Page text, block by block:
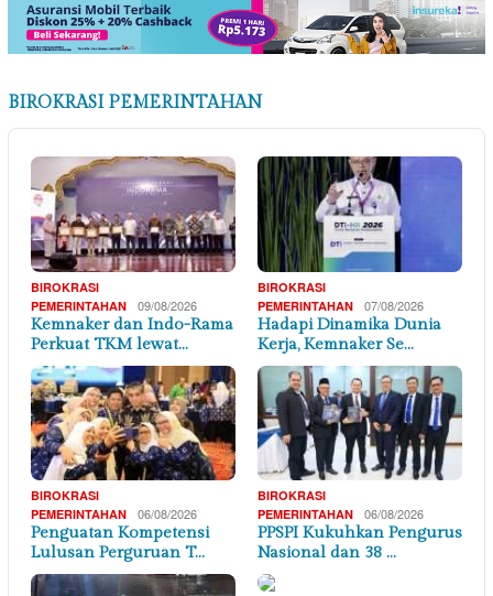
BIROKRASI PEMERINTAHAN
BIROKRASI
PEMERINTAHAN
09/08/2026
Kemnaker dan Indo-Rama
Perkuat TKM lewat…
BIROKRASI
PEMERINTAHAN
07/08/2026
Hadapi Dinamika Dunia
Kerja, Kemnaker Se…
BIROKRASI
PEMERINTAHAN
06/08/2026
Penguatan Kompetensi
Lulusan Perguruan T…
BIROKRASI
PEMERINTAHAN
06/08/2026
PPSPI Kukuhkan Pengurus
Nasional dan 38 …